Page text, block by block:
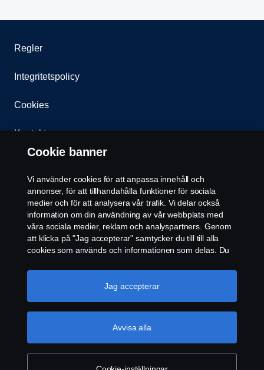
Regler
Integritetspolicy
Cookies
Kontakt
Återförsäljare
Cookie inställningar
Scania CV AB (publ), SE-151 87 Södertälje,
Sweden, Tel: +46-8-55 38 10 00, Fax: +46-8-55 38
10 37.
Cookie banner
Vi använder cookies för att anpassa innehåll och
annonser, för att tillhandahålla funktioner för sociala
medier och för att analysera vår trafik. Vi delar också
information om din användning av vår webbplats med
våra sociala medier, reklam och analyspartners. Genom
att klicka på "Jag accepterar" samtycker du till till alla
cookies som används och informationen som delas. Du
"Cookie-inställningar" och välja de kategorier du vill
acceptera. För en mer detaljerad förklaring av hur vi
Avvisa alla
Jag accepterar